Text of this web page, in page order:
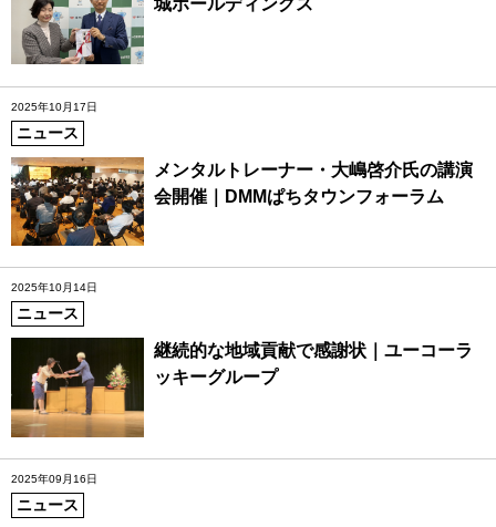
城ホールディングス
2025年10月17日
ニュース
メンタルトレーナー・大嶋啓介氏の講演
会開催｜DMMぱちタウンフォーラム
2025年10月14日
ニュース
継続的な地域貢献で感謝状｜ユーコーラ
ッキーグループ
2025年09月16日
ニュース